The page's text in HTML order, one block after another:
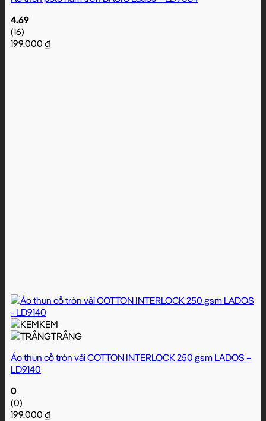
4.69
(16)
199.000 ₫
KEM
TRẮNG
Áo thun cổ tròn vải COTTON INTERLOCK 250 gsm LADOS –
LD9140
0
(0)
199.000 ₫